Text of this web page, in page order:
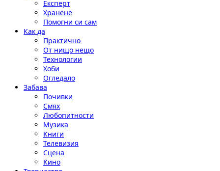
Експерт
Хранене
Помогни си сам
Как да
Практично
От нищо нещо
Технологии
Хоби
Огледало
Забава
Почивки
Смях
Любопитности
Музика
Книги
Телевизия
Сцена
Кино